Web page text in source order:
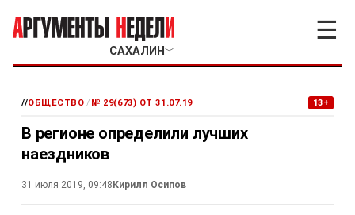
САХАЛИН ﹀
☰
//ОБЩЕСТВО / № 29(673) ОТ 31.07.19 13+
В регионе определили лучших
наездников
31 июля 2019, 09:48 Кирилл Осипов